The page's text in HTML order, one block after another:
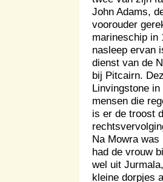
John Adams,
voorouder
marineschip in
nasleep ervan
dienst van de
bij Pitcairn.
Linvingstone
mensen die
is er de troost
Na Mowra was
had de vrouw
wel uit
kleine dorpjes